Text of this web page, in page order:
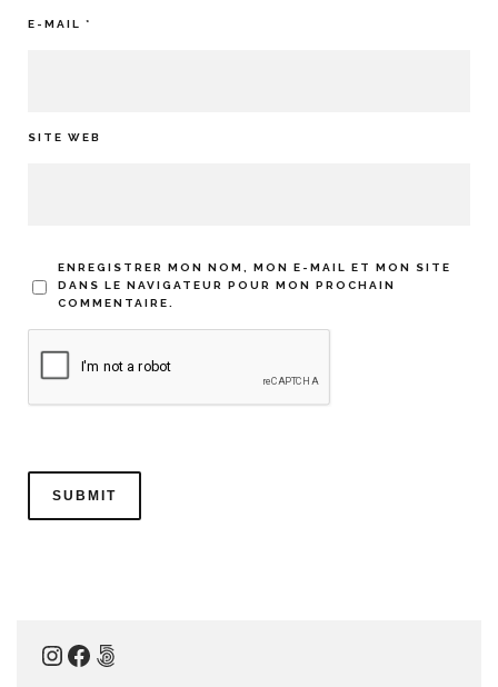
E-MAIL *
SITE WEB
ENREGISTRER MON NOM, MON E-MAIL ET MON SITE
DANS LE NAVIGATEUR POUR MON PROCHAIN
COMMENTAIRE.
Instagram
Facebook
500px